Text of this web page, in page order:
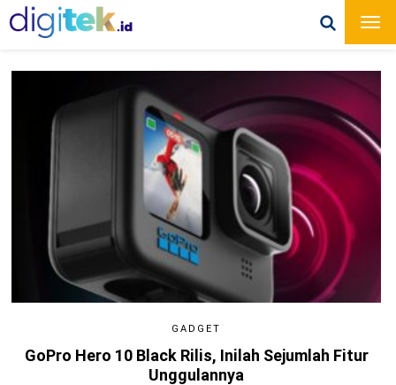
GADGET
GoPro Hero 10 Black Rilis, Inilah Sejumlah Fitur
Unggulannya